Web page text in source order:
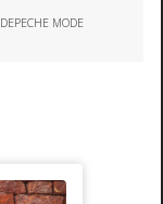
DEPECHE MODE